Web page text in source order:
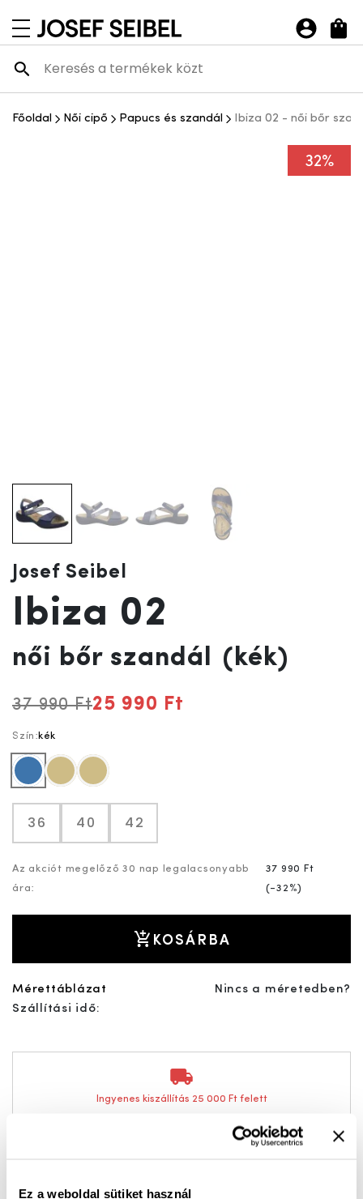
Ez a weboldal sütiket használ
navigációs menü megnyitása
Josef Seibel Webshop
Főoldal Női cipő Papucs és szandál Ibiza 02 - női bőr
32%
Josef Seibel
Ibiza 02
női bőr szandál (kék)
37 990 Ft25 990 Ft
Szín: kék
kék drappdrapp
36 40 42
Az akciót megelőző 30 nap legalacsonyabb
ára:
37 990 Ft
(-32%)
KOSÁRBA
Mérettáblázat
Nincs a méretedben?
Szállítási idő:
Ingyenes kiszállítás 25 000 Ft felett
Ibiza női szandál – csillogó részletekkel és maximális